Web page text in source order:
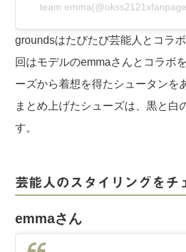
team
groundsはたびたび芸能人とコラ
回はモデルのemmaさんとコラボ
ーズから着想を得たシュータンを
まとめ上げたシューズは、黒と白
す。
芸能人のスタイリングをチ
emmaさん